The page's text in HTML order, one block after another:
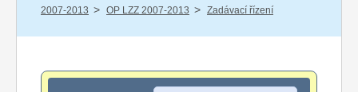
2007-2013 / OP LZZ 2007-2013 / Zadávací řízení